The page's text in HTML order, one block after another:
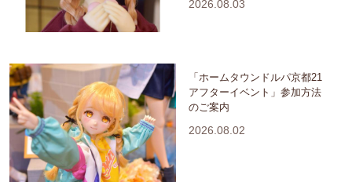
2026.08.03
「ホームタウンドルパ京都21
アフターイベント」参加方法
のご案内
2026.08.02